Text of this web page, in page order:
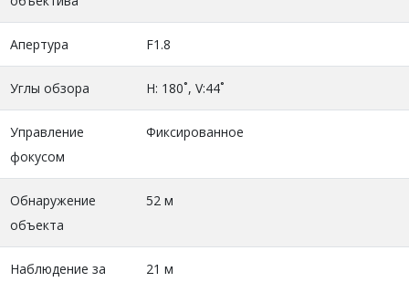
Апертура F1.8
Углы обзора H: 180˚, V:44˚
Управление
фокусом
Фиксированное
Обнаружение
объекта
52 м
Наблюдение за
21 м